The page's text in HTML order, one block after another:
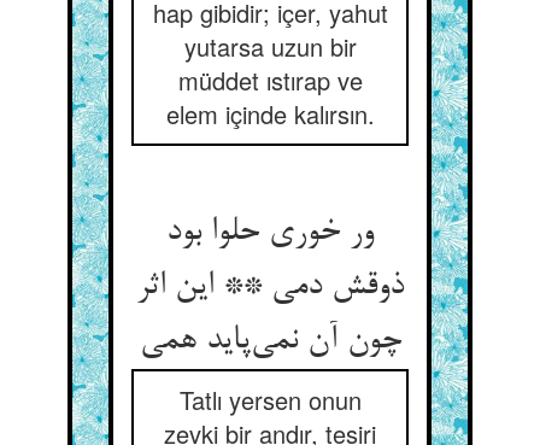
hap gibidir; içer, yahut
yutarsa uzun bir
müddet ıstırap ve
elem içinde kalırsın.
ور خوری حلوا بود
ذوقش دمی ** این اثر
چون آن نمی‌‌پاید همی‌‌
Tatlı yersen onun
zevki bir andır, tesiri